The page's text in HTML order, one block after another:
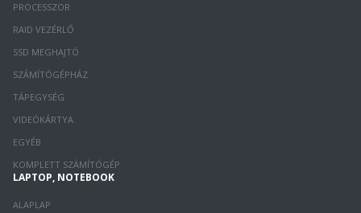
PROCESSZOR
RAID VEZÉRLŐ
SSD MEGHAJTÓ
SZÁMÍTÓGÉPHÁZ
TÁPEGYSÉG
VIDEÓKÁRTYA
EGYÉB
KOMPLETT SZÁMÍTÓGÉP
LAPTOP, NOTEBOOK
ALAPLAP